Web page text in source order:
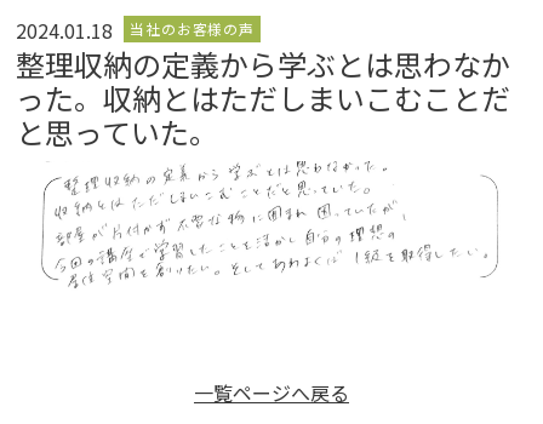
2024.01.18 当社のお客様の声
整理収納の定義から学ぶとは思わなか
った。収納とはただしまいこむことだ
と思っていた。
一覧ページへ戻る